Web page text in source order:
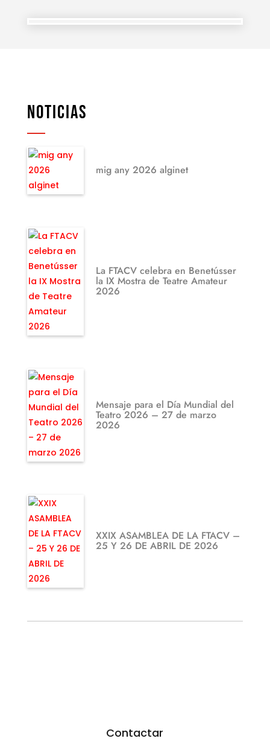
NOTICIAS
mig any 2026 alginet
La FTACV celebra en Benetússer
la IX Mostra de Teatre Amateur
2026
Mensaje para el Día Mundial del
Teatro 2026 – 27 de marzo
2026
XXIX ASAMBLEA DE LA FTACV –
25 Y 26 DE ABRIL DE 2026
Contactar